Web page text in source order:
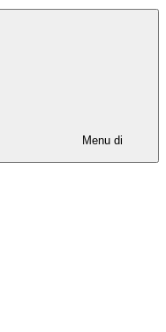
Menu di